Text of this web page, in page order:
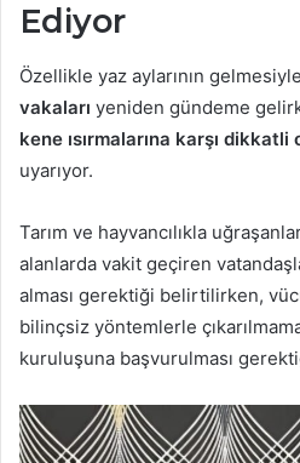
Ediyor
Özellikle yaz aylarının
vakaları yeniden gündeme
kene ısırmalarına karşı dikkatli
uyarıyor.
Tarım ve hayvancılıkla
alanlarda vakit geçiren
alması gerektiği belirtilirken,
bilinçsiz yöntemlerle
kuruluşuna başvurulması